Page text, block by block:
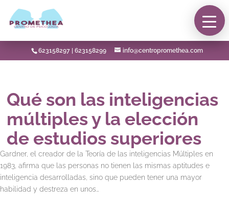
623158297 623158299 info@centropromethea.com
Qué son las inteligencias
múltiples y la elección
de estudios superiores
Gardner, el creador de la Teoría de las inteligencias Múltiples en
1983, afirma que las personas no tienen las mismas aptitudes e
inteligencia desarrolladas, sino que pueden tener una mayor
habilidad y destreza en unos…